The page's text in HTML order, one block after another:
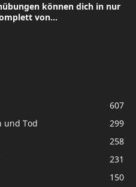
können dich in nur
von...
607
und Tod
299
258
231
150